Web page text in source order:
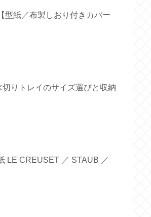
型紙／布製しおり付きカバー
りトレイのサイズ選びと収納
LE CREUSET ／ STAUB ／